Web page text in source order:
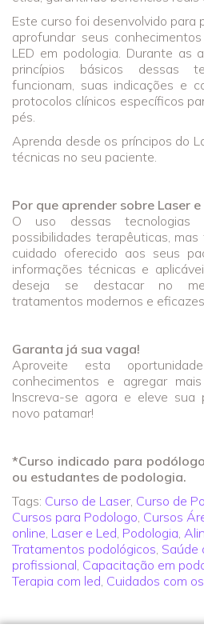
Este curso foi desenvolvido para
aprofundar seus
LED em podologia. Durante as
princípios básicos dessas
funcionam, suas indicações e
protocolos clínicos específicos
pés.
Aprenda desde os príncipos do
técnicas no seu paciente.
Por que aprender sobre Laser e
O uso dessas
possibilidades terapêuticas,
cuidado oferecido aos seus
informações técnicas e
deseja se destacar no
tratamentos modernos e eficazes.
Garanta já sua vaga!
Aproveite esta
conhecimentos e agregar
Inscreva-se agora e eleve sua
novo patamar!
*Curso indicado para
ou estudantes de podologia.
Tags: Curso de Laser, Curso de
Cursos para Podologo Cursos
online Laser e Led Podologia
Tratamentos podológicos Saúde
profissional Capacitação em
Terapia com led Cuidados com os